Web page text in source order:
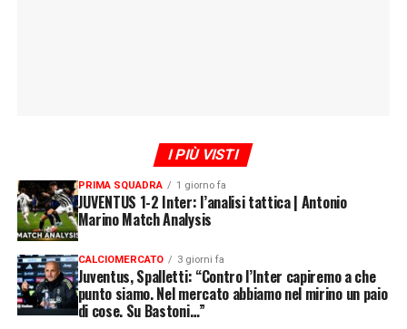
I PIÙ VISTI
PRIMA SQUADRA 1 giorno fa
JUVENTUS 1-2 Inter: l’analisi tattica | Antonio
Marino Match Analysis
CALCIOMERCATO 3 giorni fa
Juventus, Spalletti: “Contro l’Inter capiremo a che
punto siamo. Nel mercato abbiamo nel mirino un paio
di cose. Su Bastoni…”